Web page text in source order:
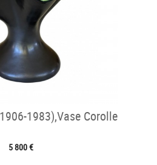
1983),Vase Corolle
5 800 €